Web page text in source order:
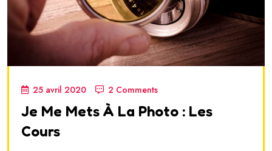
25 avril 2020 2 Comments
Je Me Mets À La Photo : Les
Cours